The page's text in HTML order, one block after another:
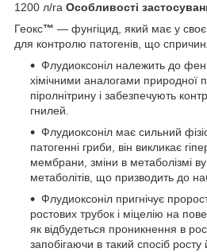
1200 л/га Особливості
Геокс™ — фунгіцид, який має у
для контролю патогенів, що
Флудиоксоніл належить до
хімічними аналогами природної
піролнітрину і забезпечують
гнилей.
Флудиоксоніл має сильний
патогенні гриби, він викликає
мембрани, зміни в метаболізмі
метаболітів, що призводить до
Флудиоксоніл пригнічує
ростових трубок і міцелію на
як відбудеться проникнення в
запобігаючи в такий спосіб росту